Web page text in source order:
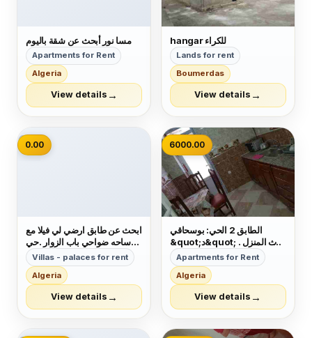
مسا نور أبحث عن شقة باليوم
Apartments for Rent
Algeria
View details →
hangar للكراء
Lands for rent
Boumerdas
View details →
📷
0.00
ابحث عن طابق ارضي لي فيلا مع
ساحه ضواحي باب الزوار .حي
الموز حي ماكودي حي 5جويليه
Villas - palaces for rent
Algeria
View details →
6000.00
الطابق 2 الحي: بوسحاقي
&quot;د&quot; أثاث المنزل .
لرحلة عمل لك لزيارتك الطبية
لقضاء إجازتك. استأجر لمدة
يومين أو أكثر شقة تقع في مدينة
هادئة وآمنة بباب الزوار. الشقة
نظيفة ومليئة بوسائل الراحة
(أسرة...
Apartments for Rent
Algeria
View details →